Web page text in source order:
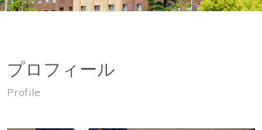
プロフィール
Profile